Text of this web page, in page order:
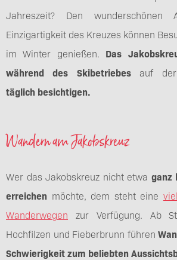
Jahreszeit? Den
Einzigartigkeit des Kreuzes können
im Winter genießen. Das
während des Skibetriebesauf der
täglich besichtigen.
Wandern am Jakobskreuz
Wer das Jakobskreuz nicht etwa ganz
erreichen möchte, dem steht eine
Wanderwegen zur Verfügung. Ab
Hochfilzen und Fieberbrunn führen
Schwierigkeit zum beliebten